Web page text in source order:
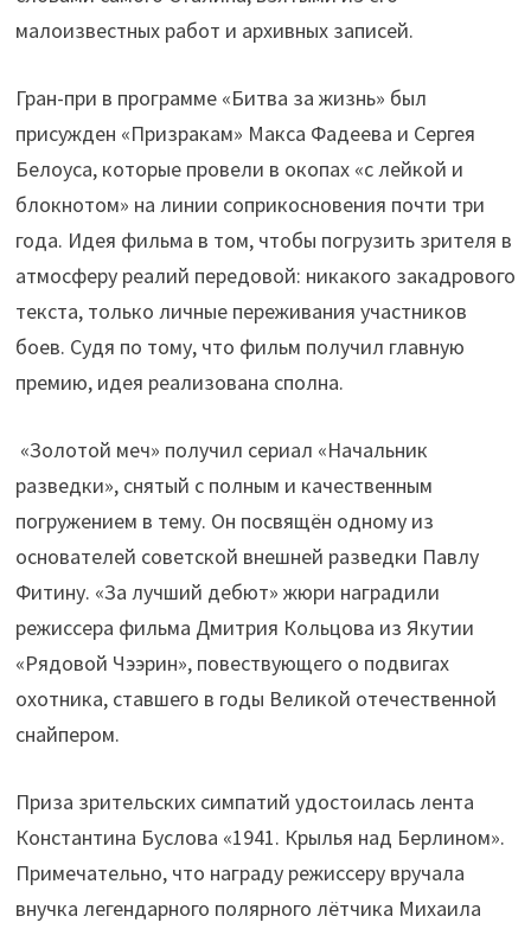
малоизвестных работ и архивных записей.
Гран-при в программе «Битва за жизнь» был
присужден «Призракам» Макса Фадеева и Сергея
Белоуса, которые провели в окопах «с лейкой и
блокнотом» на линии соприкосновения почти три
года. Идея фильма в том, чтобы погрузить зрителя в
атмосферу реалий передовой: никакого закадрового
текста, только личные переживания участников
боев. Судя по тому, что фильм получил главную
премию, идея реализована сполна.
«Золотой меч» получил сериал «Начальник
разведки», снятый с полным и качественным
погружением в тему. Он посвящён одному из
основателей советской внешней разведки Павлу
Фитину. «За лучший дебют» жюри наградили
режиссера фильма Дмитрия Кольцова из Якутии
«Рядовой Чээрин», повествующего о подвигах
охотника, ставшего в годы Великой отечественной
снайпером.
Приза зрительских симпатий удостоилась лента
Константина Буслова «1941. Крылья над Берлином».
Примечательно, что награду режиссеру вручала
внучка легендарного полярного лётчика Михаила